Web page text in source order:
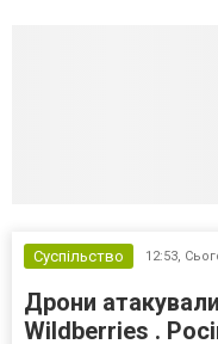
Суспільство 12:53,
Дрони
Wildberries .